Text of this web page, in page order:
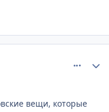
вещи, которые